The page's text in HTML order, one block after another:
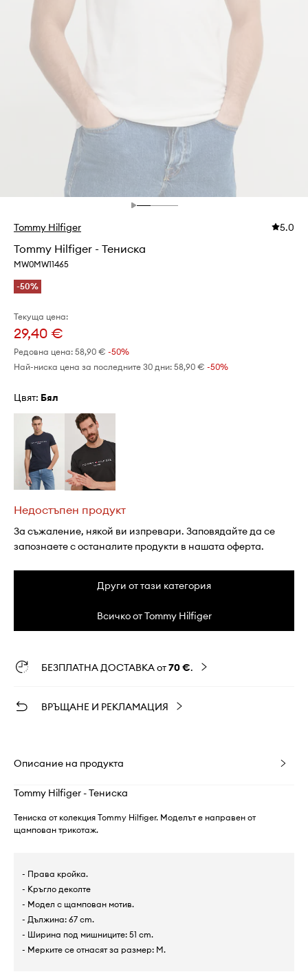
Tommy Hilfiger 5.0
Tommy Hilfiger - Тениска
MW0MW11465
-50%
Текуща цена:
29,40 €
Редовна цена: 58,90 € -50%
Най-ниска цена за последните 30 дни: 58,90 € -50%
Цвят: бял
Недостъпен продукт
За съжаление, някой ви изпревари. Заповядайте да се
запознаете с останалите продукти в нашата оферта.
Други от тази категория
Всичко от Tommy Hilfiger
БЕЗПЛАТНА ДОСТАВКА от70 €.
ВРЪЩАНЕ И РЕКЛАМАЦИЯ
Описание на продукта
Tommy Hilfiger - Тениска
Тениска от колекция Tommy Hilfiger. Моделът е направен от
щампован трикотаж.
- Права кройка.
- Кръгло деколте
- Модел с щампован мотив.
- Дължина: 67 cm.
- Ширина под мишниците: 51 cm.
- Мерките се отнасят за размер: M.